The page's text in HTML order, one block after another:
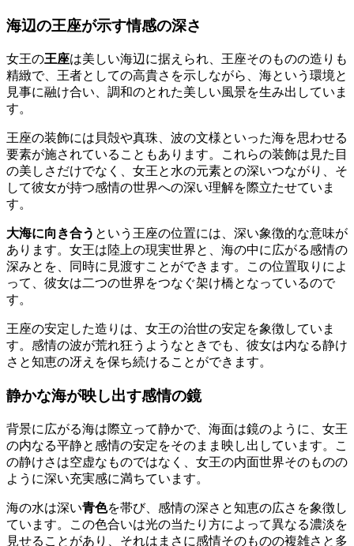
海辺の王座が示す情感の深さ
女王の王座は美しい海辺に据えられ、王座そのものの造りも
精緻で、王者としての高貴さを示しながら、海という環境と
見事に融け合い、調和のとれた美しい風景を生み出していま
す。
王座の装飾には貝殻や真珠、波の文様といった海を思わせる
要素が施されていることもあります。これらの装飾は見た目
の美しさだけでなく、女王と水の元素との深いつながり、そ
して彼女が持つ感情の世界への深い理解を際立たせていま
す。
大海に向き合う という王座の位置には、深い象徴的な意味が
あります。女王は陸上の現実世界と、海の中に広がる感情の
深みとを、同時に見渡すことができます。この位置取りによ
って、彼女は二つの世界をつなぐ架け橋となっているので
す。
王座の安定した造りは、女王の治世の安定を象徴していま
す。感情の波が荒れ狂うようなときでも、彼女は内なる静け
さと知恵の冴えを保ち続けることができます。
静かな海が映し出す感情の鏡
背景に広がる海は際立って静かで、海面は鏡のように、女王
の内なる平静と感情の安定をそのまま映し出しています。こ
の静けさは空虚なものではなく、女王の内面世界そのものの
ように深い充実感に満ちています。
海の水は深い青色を帯び、感情の深さと知恵の広さを象徴し
ています。この色合いは光の当たり方によって異なる濃淡を
見せることがあり、それはまさに感情そのものの複雑さと多